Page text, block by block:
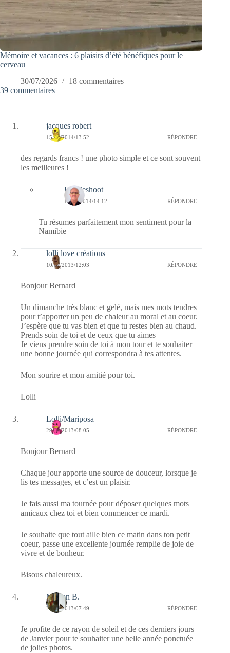
Mémoire et vacances : 6 plaisirs d’été bénéfiques pour le
cerveau
30/07/2026
18 commentaires
39 commentaires
jacques robert
15/09/2014/13:52 RÉPONDRE
des regards francs ! une photo simple et ce sont souvent
les meilleures !
Bernieshoot
15/09/2014/14:12 RÉPONDRE
Tu résumes parfaitement mon sentiment pour la
Namibie
lolli love créations
10/02/2013/12:03 RÉPONDRE
Bonjour Bernard
Un dimanche très blanc et gelé, mais mes mots tendres
pour t’apporter un peu de chaleur au moral et au coeur.
J’espère que tu vas bien et que tu restes bien au chaud.
Prends soin de toi et de ceux que tu aimes
Je viens prendre soin de toi à mon tour et te souhaiter
une bonne journée qui correspondra à tes attentes.
Mon sourire et mon amitié pour toi.
Lolli
Lolli/Mariposa
29/01/2013/08:05 RÉPONDRE
Bonjour Bernard
Chaque jour apporte une source de douceur, lorsque je
lis tes messages, et c’est un plaisir.
Je fais aussi ma tournée pour déposer quelques mots
amicaux chez toi et bien commencer ce mardi.
Je souhaite que tout aille bien ce matin dans ton petit
coeur, passe une excellente journée remplie de joie de
vivre et de bonheur.
Bisous chaleureux.
Marion B.
29/01/2013/07:49 RÉPONDRE
Je profite de ce rayon de soleil et de ces derniers jours
de Janvier pour te souhaiter une belle année ponctuée
de jolies photos.